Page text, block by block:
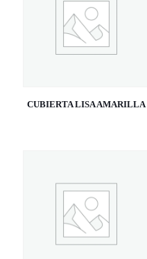
CUBIERTA LISA AMARILLA